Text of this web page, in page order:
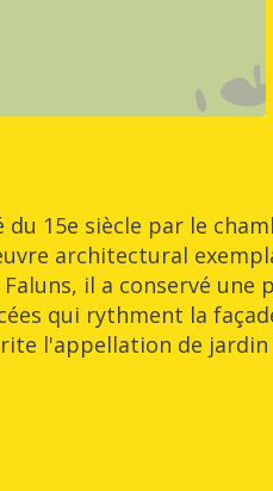
15e siècle par le
architectural
il a conservé
qui rythment la
l'appellation de